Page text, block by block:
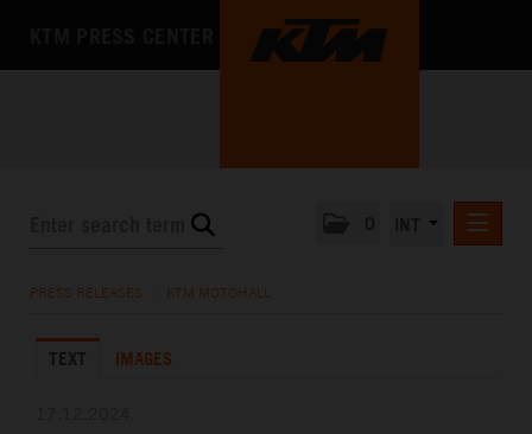
KTM X-BOW
PRESS RELEASES KTM MOTOHALL
TEXT IMAGES